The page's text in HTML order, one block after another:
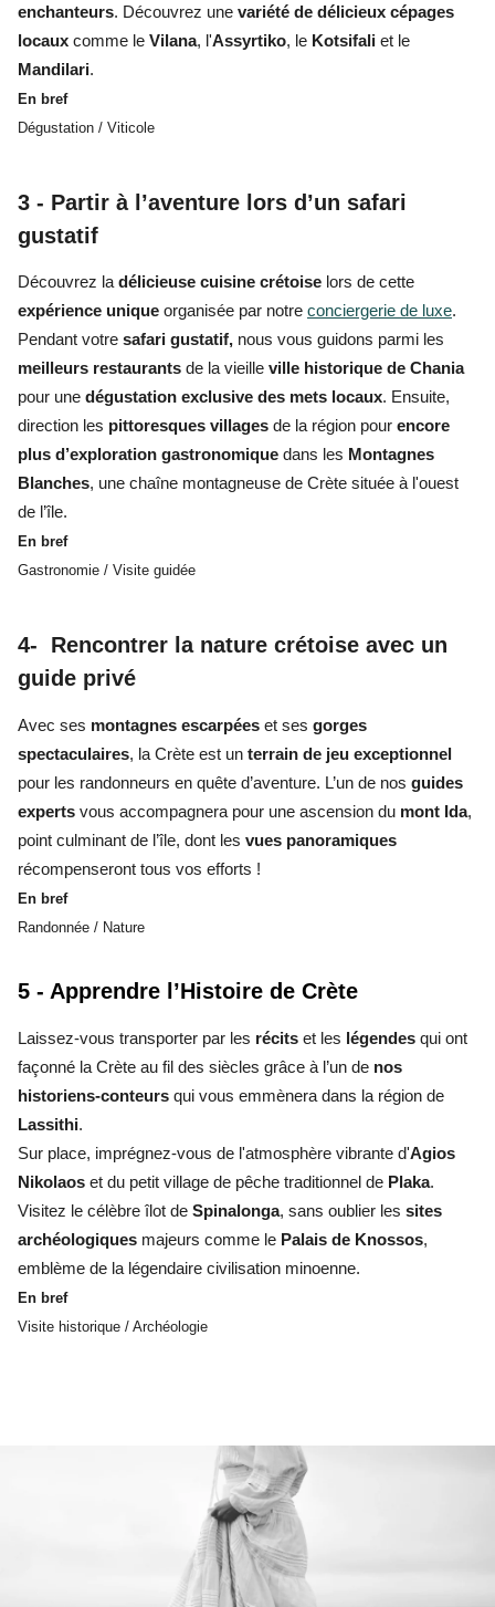
enchanteurs. Découvrez une variété de délicieux cépages
locaux comme le Vilana, l'Assyrtiko, le Kotsifali et le
Mandilari.
En bref
Dégustation / Viticole
3 - Partir à l’aventure lors d’un safari
gustatif
Découvrez la délicieuse cuisine crétoise lors de cette
expérience unique organisée par notre conciergerie de luxe.
Pendant votre safari gustatif, nous vous guidons parmi les
meilleurs restaurants de la vieille ville historique de Chania
pour une dégustation exclusive des mets locaux. Ensuite,
direction les pittoresques villages de la région pour encore
plus d’exploration gastronomique dans les Montagnes
Blanches, une chaîne montagneuse de Crète située à l'ouest
de l’île.
En bref
Gastronomie / Visite guidée
4- Rencontrer la nature crétoise avec un
guide privé
Avec ses montagnes escarpées et ses gorges
spectaculaires, la Crète est un terrain de jeu exceptionnel
pour les randonneurs en quête d’aventure. L’un de nos guides
experts vous accompagnera pour une ascension du mont Ida,
point culminant de l’île, dont les vues panoramiques
récompenseront tous vos efforts !
En bref
Randonnée / Nature
5 - Apprendre l’Histoire de Crète
Laissez-vous transporter par les récits et les légendes qui ont
façonné la Crète au fil des siècles grâce à l’un de nos
historiens-conteurs qui vous emmènera dans la région de
Lassithi.
Sur place, imprégnez-vous de l'atmosphère vibrante d'Agios
Nikolaos et du petit village de pêche traditionnel de Plaka.
Visitez le célèbre îlot de Spinalonga, sans oublier les sites
archéologiques majeurs comme le Palais de Knossos,
emblème de la légendaire civilisation minoenne.
En bref
Visite historique / Archéologie